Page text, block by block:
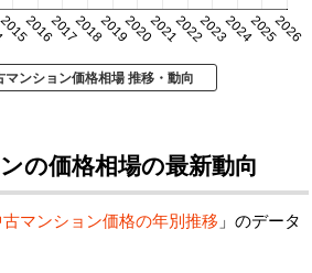
20162017201820192020202120222023202420252026
マンション価格相場 推移・動向
の価格相場の最新動向
マンション価格の年別推移 」のデータ